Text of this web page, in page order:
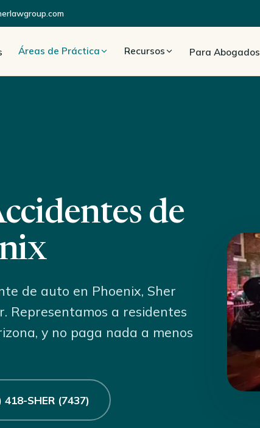
Áreas de Práctica Recursos Para Abogados
de
de auto en Phoenix, Sher
Representamos a residentes
y no paga nada a menos
SHER (7437)